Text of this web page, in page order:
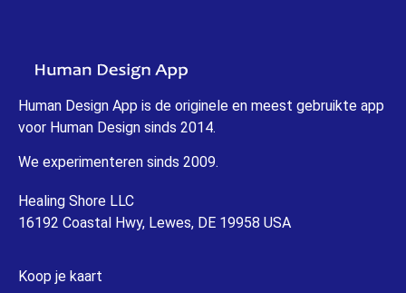
Human Design App is de originele en meest gebruikte app
voor Human Design sinds 2014.
We experimenteren sinds 2009.
Healing Shore LLC
16192 Coastal Hwy, Lewes, DE 19958 USA
Koop je kaart